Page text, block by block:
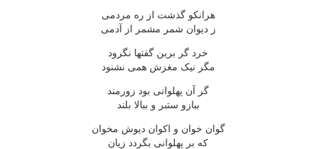
هرانکو گذشت از ره مردمی
ز دیوان شمر مشمر از آدمی
خرد گر برین گفتها نگرود
مگر نیک مغزش همی نشنود
گر آن پهلوانی بود زورمند
ببازو ستبر و ببالا بلند
گوان خوان و اکوان دیوش مخوان
که بر پهلوانی بگردد زیان